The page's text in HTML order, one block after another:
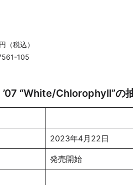
税込）
105
“White/Chlorophyll”の
2023年4月22日
発売開始